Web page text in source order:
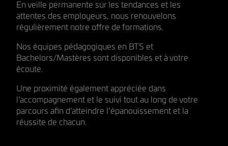
En veille permanente sur les tendances et les
attentes des employeurs, nous renouvelons
régulièrement notre offre de formations.
Nos équipes pédagogiques en BTS et
Bachelors/Mastères sont disponibles et à votre
écoute.
Une proximité également appréciée dans
l’accompagnement et le suivi tout au long de votre
parcours afin d’atteindre l’épanouissement et la
réussite de chacun.